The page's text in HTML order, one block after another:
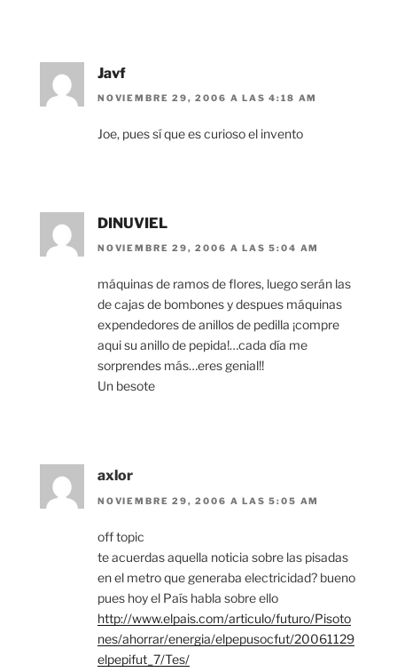
Javf
NOVIEMBRE 29, 2006 A LAS 4:18 AM
Joe, pues sí que es curioso el invento
DINUVIEL
NOVIEMBRE 29, 2006 A LAS 5:04 AM
máquinas de ramos de flores, luego serán las
de cajas de bombones y despues máquinas
expendedores de anillos de pedilla ¡compre
aqui su anillo de pepida!…cada día me
sorprendes más…eres genial!!
Un besote
axlor
NOVIEMBRE 29, 2006 A LAS 5:05 AM
off topic
te acuerdas aquella noticia sobre las pisadas
en el metro que generaba electricidad? bueno
pues hoy el País habla sobre ello
http://www.elpais.com/articulo/futuro/Pisoto
nes/ahorrar/energia/elpepusocfut/20061129
elpepifut_7/Tes/